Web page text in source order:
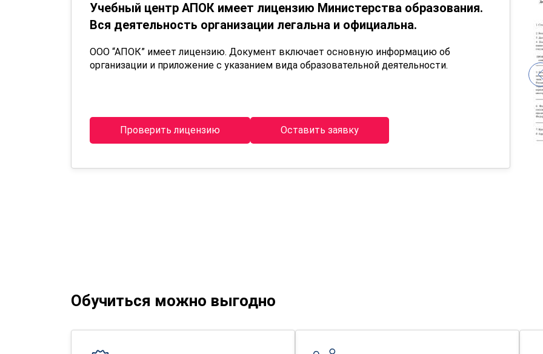
Учебный центр АПОК имеет лицензию Министерства образования.
Вся деятельность организации легальна и официальна.
ООО “АПОК” имеет лицензию. Документ включает основную информацию об
организации и приложение с указанием вида образовательной деятельности.
Проверить лицензию Оставить заявку
Обучиться можно выгодно